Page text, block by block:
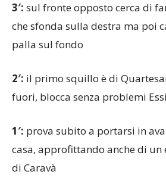
3′: sul fronte opposto cerca di
che sfonda sulla destra ma poi
palla sul fondo
2′: il primo squillo è di
fuori, blocca senza problemi
1′: prova subito a portarsi in
casa, approfittando anche di
di Caravà